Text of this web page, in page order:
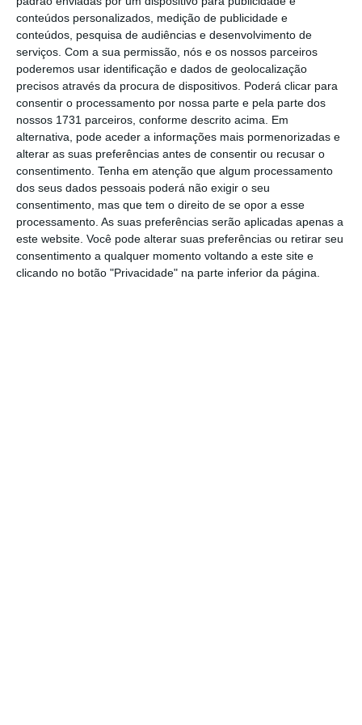
conteúdos personalizados, medição de publicidade e
conteúdos, pesquisa de audiências e desenvolvimento de
serviços. Com a sua permissão, nós e os nossos parceiros
poderemos usar identificação e dados de geolocalização
precisos através da procura de dispositivos. Poderá clicar para
consentir o processamento por nossa parte e pela parte dos
nossos 1731 parceiros, conforme descrito acima. Em
alternativa, pode aceder a informações mais pormenorizadas e
alterar as suas preferências antes de consentir ou recusar o
consentimento. Tenha em atenção que algum processamento
dos seus dados pessoais poderá não exigir o seu
consentimento, mas que tem o direito de se opor a esse
processamento. As suas preferências serão aplicadas apenas a
este website. Você pode alterar suas preferências ou retirar seu
consentimento a qualquer momento voltando a este site e
clicando no botão "Privacidade" na parte inferior da página.
“A História oferece muitos exemplos de
intensas vagas de investimento que, apesar
de variações no ciclo de investimento,
acabaram por deixar tecnologias
transformadoras que revolucionaram as
economias durante décadas”, lembrou a
presidente do BCE.
“Há motivos para acreditar
que a IA se pode disseminar mais rapidamente
e desencadear ganhos económicos tangíveis
mais depressa do que as anteriores vagas
tecnológicas”,referiu a economista,no
BratislavAI Forum, que decorre até quarta-